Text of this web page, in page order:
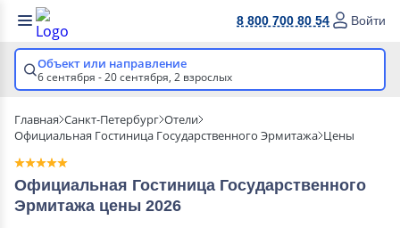
8 800 700 80 54 Войти
Объект или направление
6 сентября - 20 сентября, 2 взрослых
Главная Санкт-Петербург Отели
Официальная Гостиница Государственного Эрмитажа Цены
Официальная Гостиница Государственного
Эрмитажа цены 2026